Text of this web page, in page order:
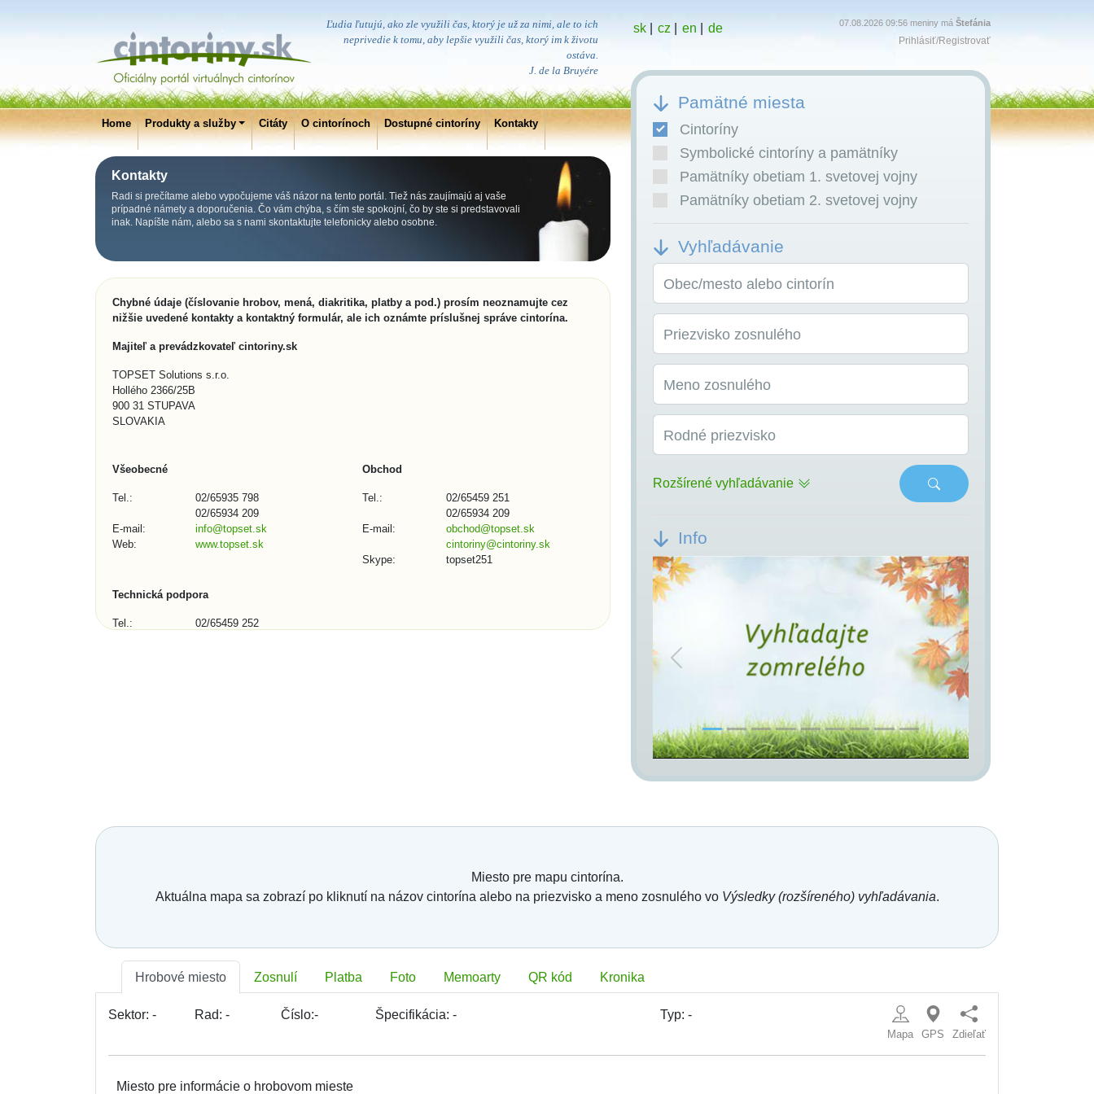
Ľudia ľutujú, ako zle využili čas, ktorý je už za nimi, ale to ich
neprivedie k tomu, aby lepšie využili čas, ktorý im k životu
ostáva.
J. de la Bruyére
Home Produkty a služby Citáty O cintorínoch Dostupné cintoríny Kontakty
Kontakty
Radi si prečítame alebo vypočujeme váš názor na tento portál. Tiež nás zaujímajú aj vaše
prípadné námety a doporučenia. Čo vám chýba, s čím ste spokojní, čo by ste si predstavovali
inak. Napíšte nám, alebo sa s nami skontaktujte telefonicky alebo osobne.
sk| cz en de 07.08.2026 09:56 meniny má Štefánia
Prihlásiť/Registrovať
Pamätné miesta
Cintoríny
Symbolické cintoríny a pamätníky
Pamätníky obetiam 1. svetovej vojny
Pamätníky obetiam 2. svetovej vojny
Vyhľadávanie
Obec/mesto alebo cintorín
Priezvisko zosnulého
Meno zosnulého
Rodné priezvisko
Rozšírené vyhľadávanie
Info
Previous Next
Chybné údaje (číslovanie hrobov, mená, diakritika, platby a pod.) prosím neoznamujte cez
nižšie uvedené kontakty a kontaktný formulár, ale ich oznámte príslušnej správe cintorína.
Majiteľ a prevádzkovateľ cintoriny.sk
TOPSET Solutions s.r.o.
Hollého 2366/25B
900 31 STUPAVA
SLOVAKIA
Všeobecné
Tel.:
02/65935 798
02/65934 209
E-mail:
info@topset.sk
Web:
www.topset.sk
Obchod
Tel.:
02/65459 251
02/65934 209
E-mail:
obchod@topset.sk
cintoriny@cintoriny.sk
Skype:
topset251
Technická podpora
Tel.:
02/65459 252
Miesto pre mapu cintorína.
Aktuálna mapa sa zobrazí po kliknutí na názov cintorína alebo na priezvisko a meno zosnulého vo Výsledky (rozšíreného) vyhľadávania.
Hrobové miesto Zosnulí Platba Foto Memoarty QR kód Kronika
Sektor: - Rad:- Číslo:- Špecifikácia:- Typ: -
Mapa GPS Zdieľať
Miesto pre informácie o hrobovom mieste